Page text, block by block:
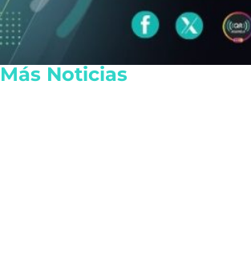
Más Noticias